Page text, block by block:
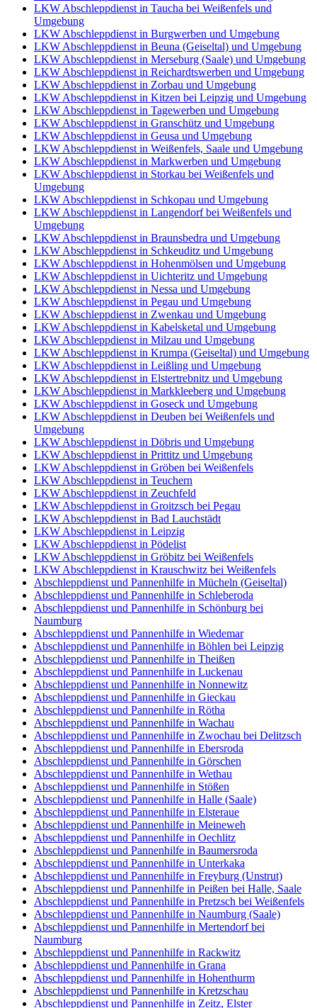
LKW Abschleppdienst in Taucha bei Weißenfels und
Umgebung
LKW Abschleppdienst in Burgwerben und Umgebung
LKW Abschleppdienst in Beuna (Geiseltal) und Umgebung
LKW Abschleppdienst in Merseburg (Saale) und Umgebung
LKW Abschleppdienst in Reichardtswerben und Umgebung
LKW Abschleppdienst in Zorbau und Umgebung
LKW Abschleppdienst in Kitzen bei Leipzig und Umgebung
LKW Abschleppdienst in Tagewerben und Umgebung
LKW Abschleppdienst in Granschütz und Umgebung
LKW Abschleppdienst in Geusa und Umgebung
LKW Abschleppdienst in Weißenfels, Saale und Umgebung
LKW Abschleppdienst in Markwerben und Umgebung
LKW Abschleppdienst in Storkau bei Weißenfels und
Umgebung
LKW Abschleppdienst in Schkopau und Umgebung
LKW Abschleppdienst in Langendorf bei Weißenfels und
Umgebung
LKW Abschleppdienst in Braunsbedra und Umgebung
LKW Abschleppdienst in Schkeuditz und Umgebung
LKW Abschleppdienst in Hohenmölsen und Umgebung
LKW Abschleppdienst in Uichteritz und Umgebung
LKW Abschleppdienst in Nessa und Umgebung
LKW Abschleppdienst in Pegau und Umgebung
LKW Abschleppdienst in Zwenkau und Umgebung
LKW Abschleppdienst in Kabelsketal und Umgebung
LKW Abschleppdienst in Milzau und Umgebung
LKW Abschleppdienst in Krumpa (Geiseltal) und Umgebung
LKW Abschleppdienst in Leißling und Umgebung
LKW Abschleppdienst in Elstertrebnitz und Umgebung
LKW Abschleppdienst in Markkleeberg und Umgebung
LKW Abschleppdienst in Goseck und Umgebung
LKW Abschleppdienst in Deuben bei Weißenfels und
Umgebung
LKW Abschleppdienst in Döbris und Umgebung
LKW Abschleppdienst in Prittitz und Umgebung
LKW Abschleppdienst in Gröben bei Weißenfels
LKW Abschleppdienst in Teuchern
LKW Abschleppdienst in Zeuchfeld
LKW Abschleppdienst in Groitzsch bei Pegau
LKW Abschleppdienst in Bad Lauchstädt
LKW Abschleppdienst in Leipzig
LKW Abschleppdienst in Pödelist
LKW Abschleppdienst in Gröbitz bei Weißenfels
LKW Abschleppdienst in Krauschwitz bei Weißenfels
Abschleppdienst und Pannenhilfe in Mücheln (Geiseltal)
Abschleppdienst und Pannenhilfe in Schleberoda
Abschleppdienst und Pannenhilfe in Schönburg bei
Naumburg
Abschleppdienst und Pannenhilfe in Wiedemar
Abschleppdienst und Pannenhilfe in Böhlen bei Leipzig
Abschleppdienst und Pannenhilfe in Theißen
Abschleppdienst und Pannenhilfe in Luckenau
Abschleppdienst und Pannenhilfe in Nonnewitz
Abschleppdienst und Pannenhilfe in Gieckau
Abschleppdienst und Pannenhilfe in Rötha
Abschleppdienst und Pannenhilfe in Wachau
Abschleppdienst und Pannenhilfe in Zwochau bei Delitzsch
Abschleppdienst und Pannenhilfe in Ebersroda
Abschleppdienst und Pannenhilfe in Görschen
Abschleppdienst und Pannenhilfe in Wethau
Abschleppdienst und Pannenhilfe in Stößen
Abschleppdienst und Pannenhilfe in Halle (Saale)
Abschleppdienst und Pannenhilfe in Elsteraue
Abschleppdienst und Pannenhilfe in Meineweh
Abschleppdienst und Pannenhilfe in Oechlitz
Abschleppdienst und Pannenhilfe in Baumersroda
Abschleppdienst und Pannenhilfe in Unterkaka
Abschleppdienst und Pannenhilfe in Freyburg (Unstrut)
Abschleppdienst und Pannenhilfe in Peißen bei Halle, Saale
Abschleppdienst und Pannenhilfe in Pretzsch bei Weißenfels
Abschleppdienst und Pannenhilfe in Naumburg (Saale)
Abschleppdienst und Pannenhilfe in Mertendorf bei
Naumburg
Abschleppdienst und Pannenhilfe in Rackwitz
Abschleppdienst und Pannenhilfe in Grana
Abschleppdienst und Pannenhilfe in Hohenthurm
Abschleppdienst und Pannenhilfe in Kretzschau
Abschleppdienst und Pannenhilfe in Zeitz, Elster